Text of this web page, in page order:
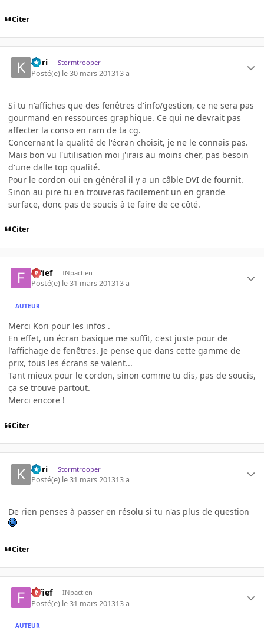
Citer
Kori Stormtrooper
Posté(e) le 30 mars 201313 a
Si tu n'affiches que des fenêtres d'info/gestion, ce ne sera pas
gourmand en ressources graphique. Ce qui ne devrait pas
affecter la conso en ram de ta cg.
Concernant la qualité de l'écran choisit, je ne le connais pas.
Mais bon vu l'utilisation moi j'irais au moins cher, pas besoin
d'une dalle top qualité.
Pour le cordon oui en général il y a un câble DVI de fournit.
Sinon au pire tu en trouveras facilement un en grande
surface, donc pas de soucis à te faire de ce côté.
Citer
fafief INpactien
Posté(e) le 31 mars 201313 a
AUTEUR
Merci Kori pour les infos .
En effet, un écran basique me suffit, c'est juste pour de
l'affichage de fenêtres. Je pense que dans cette gamme de
prix, tous les écrans se valent...
Tant mieux pour le cordon, sinon comme tu dis, pas de soucis,
ça se trouve partout.
Merci encore !
Citer
Kori Stormtrooper
Posté(e) le 31 mars 201313 a
De rien penses à passer en résolu si tu n'as plus de question
Citer
fafief INpactien
Posté(e) le 31 mars 201313 a
AUTEUR